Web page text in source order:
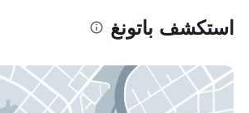
استكشف باتونغ